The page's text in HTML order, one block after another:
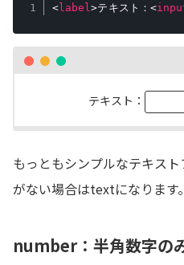
<label>テキスト： <
テキスト：
もっともシンプルなテキス
がない場合はtextになります。
number：半角数字の